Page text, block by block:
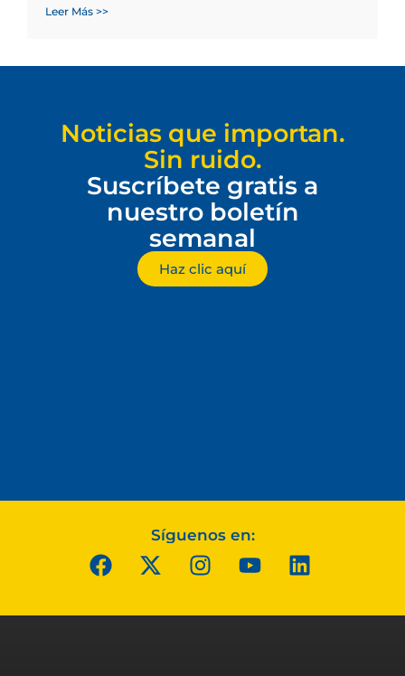
Leer Más >>
Noticias que importan.
Sin ruido.
Suscríbete gratis a
nuestro boletín
semanal
Haz clic aquí
Síguenos en: